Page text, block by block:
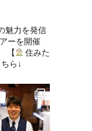
魅力を発信
ーを開催
【
住みた
ら↓